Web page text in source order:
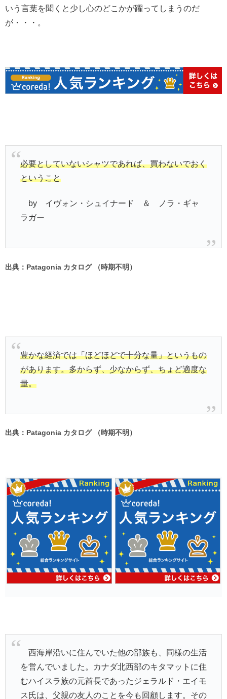
いう言葉を聞くと少し心のどこかが躍ってしまうのだ
が・・・。
必要としていないシャツであれば、買わないでおく
ということ
by イヴォン・シュイナード ＆ ノラ・ギャ
ラガー
出典：Patagonia カタログ （時期不明）
豊かな経済では「ほどほどで十分な量」というもの
があります。多からず、少なからず、ちょど適度な
量。
出典：Patagonia カタログ （時期不明）
西海岸沿いに住んでいた他の部族も、同様の生活
を営んでいました。カナダ北西部のキタマットに住
むハイスラ族の元酋長であったジェラルド・エイモ
ス氏は、父親の友人のことを今も回顧します。その